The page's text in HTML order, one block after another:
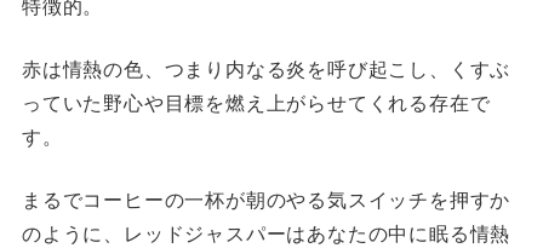
赤は情熱の色、つまり内なる炎を呼び起こし、くすぶ
っていた野心や目標を燃え上がらせてくれる存在で
す。
まるでコーヒーの一杯が朝のやる気スイッチを押すか
のように、レッドジャスパーはあなたの中に眠る情熱